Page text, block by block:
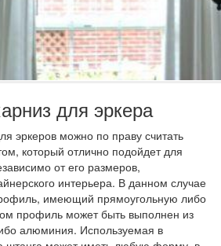
для эркера
эркеров можно по праву считать
который отлично подойдет для
от его размеров,
интерьера. В данном случае
имеющий прямоугольную либо
профиль может быть выполнен из
алюминия. Используемая в